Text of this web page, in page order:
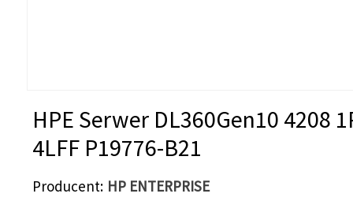
HPE Serwer DL360Gen10 4208
4LFF P19776-B21
Producent HP ENTERPRISE